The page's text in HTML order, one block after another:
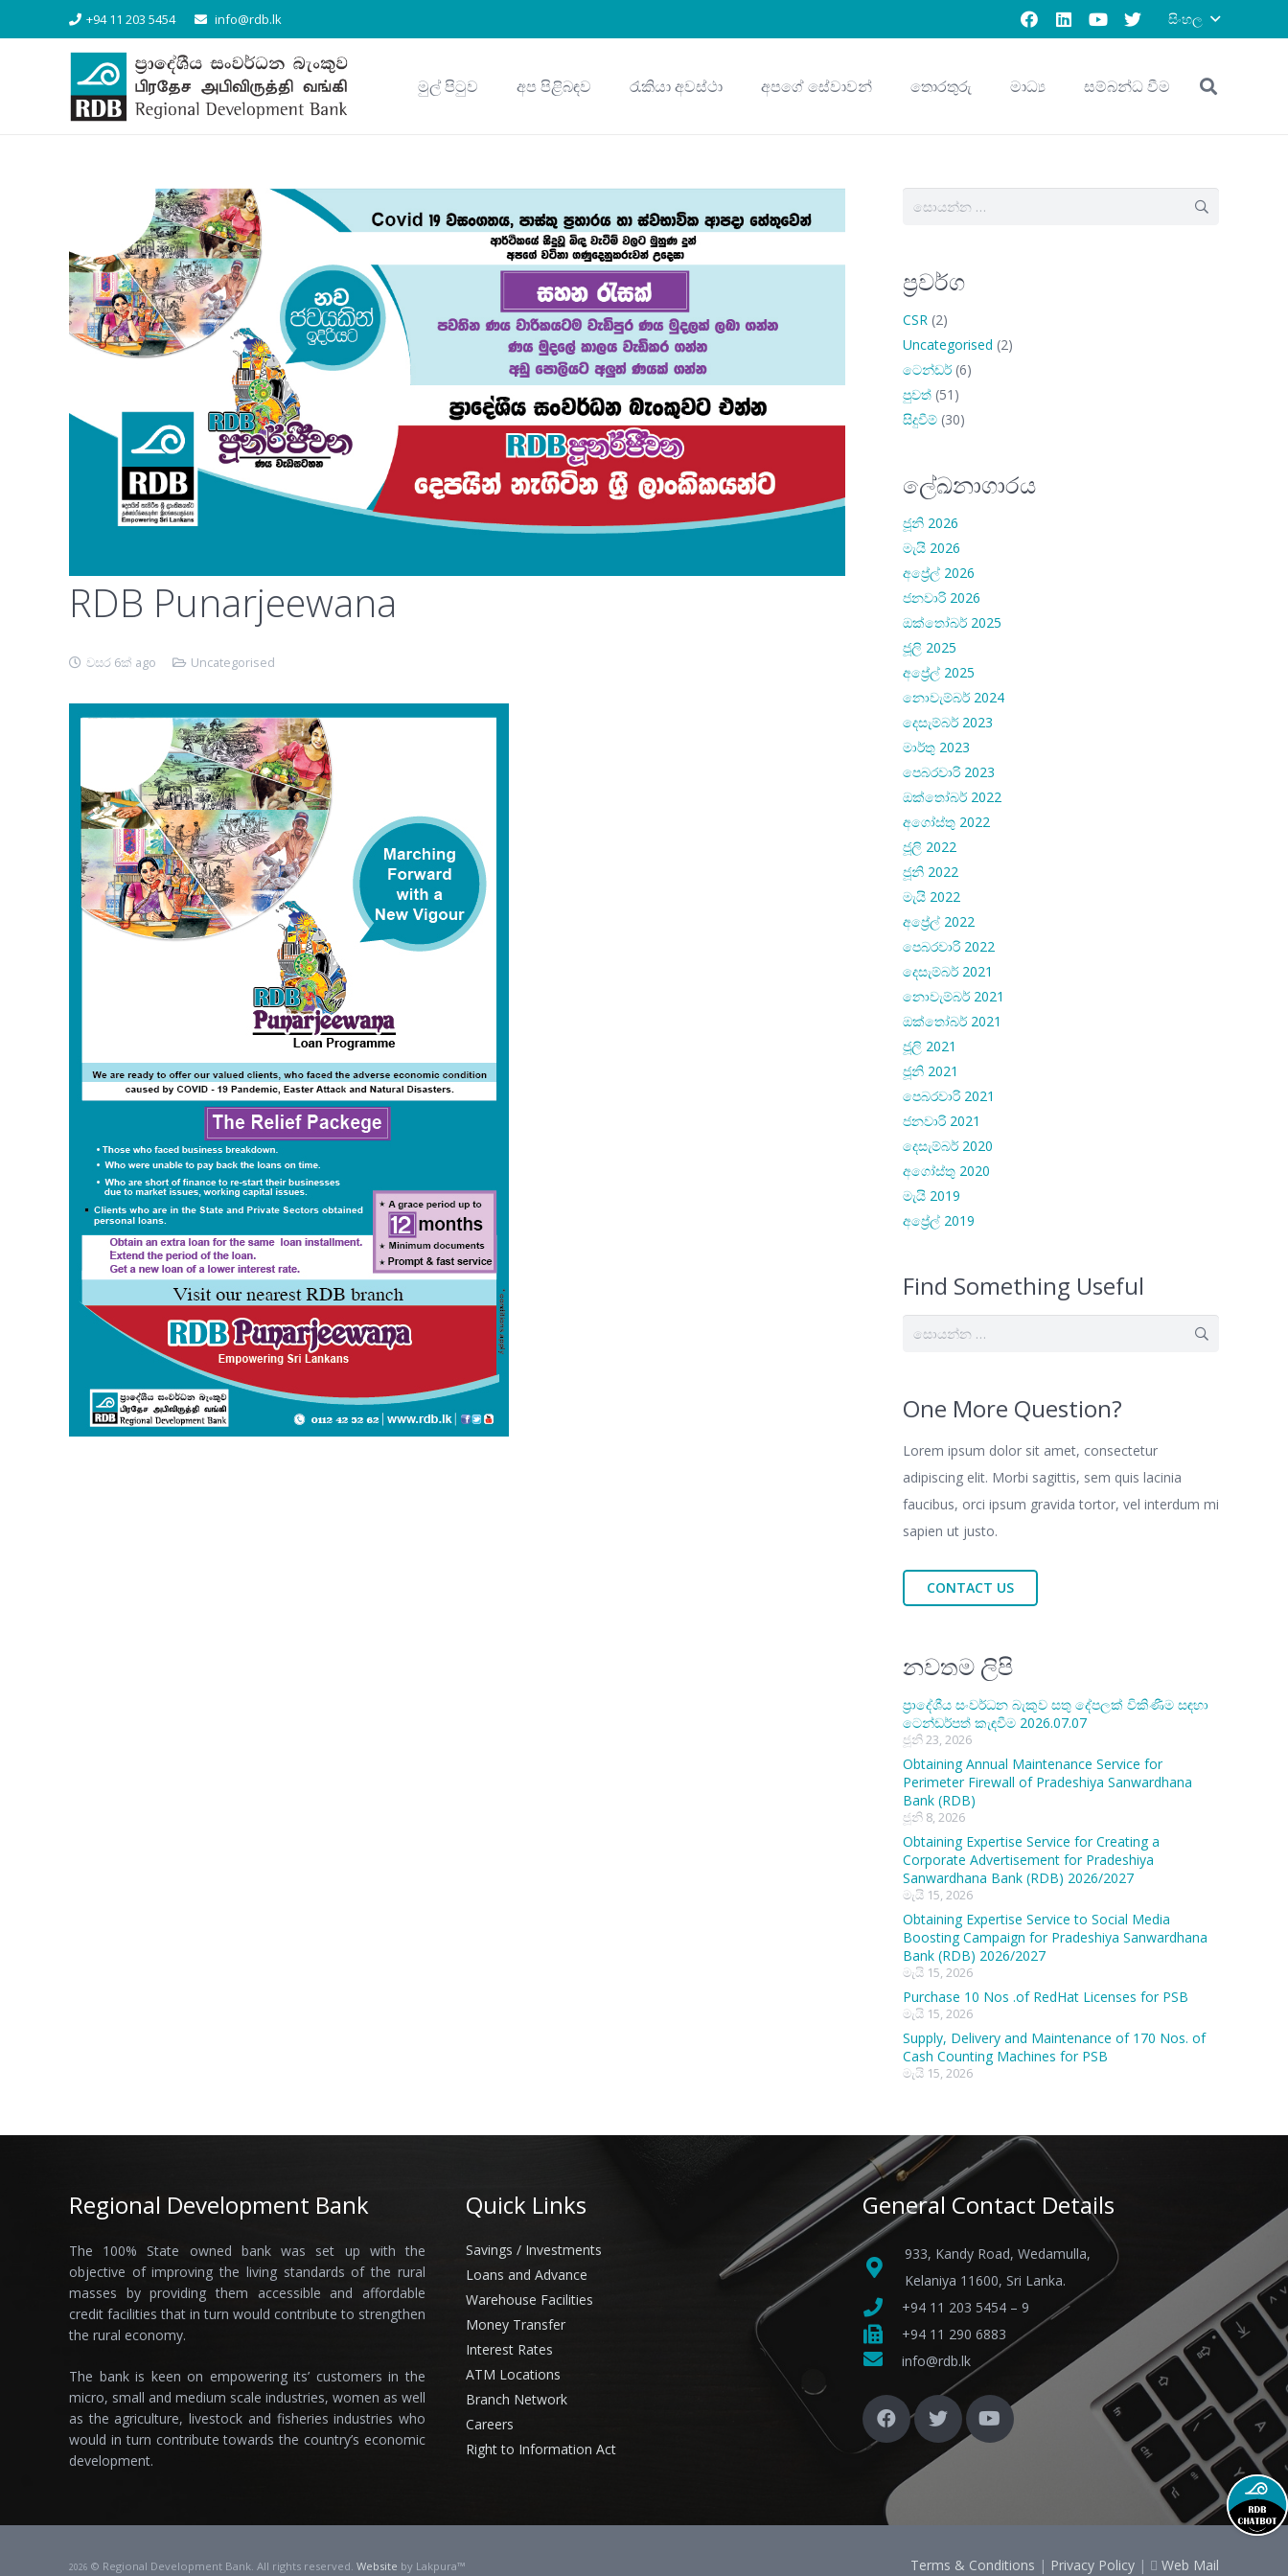
+94 11 203 5454 info@rdb.lk සිංහල
මුල් පිටුව අප පිළිබඳව රැකියා අවස්ථා අපගේ සේවාවන් තොරතුරු මාධ්‍ය සම්බන්ධ වීම
RDB Punarjeewana
වසර 6ක් ago Uncategorised
සොයන්න:
ප්‍රවර්ග
CSR(2)
Uncategorised (2)
ටෙන්ඩර්(6)
පුවත්(51)
සිදුවීම්(30)
ලේඛනාගාරය
ජූනි 2026
මැයි 2026
අප්‍රේල් 2026
ජනවාරි 2026
ඔක්තෝබර් 2025
ජූලි 2025
අප්‍රේල් 2025
නොවැම්බර් 2024
දෙසැම්බර් 2023
මාර්තු 2023
පෙබරවාරි 2023
ඔක්තෝබර් 2022
අගෝස්තු 2022
ජූලි 2022
ජූනි 2022
මැයි 2022
අප්‍රේල් 2022
පෙබරවාරි 2022
දෙසැම්බර් 2021
නොවැම්බර් 2021
ඔක්තෝබර් 2021
ජූලි 2021
ජූනි 2021
පෙබරවාරි 2021
ජනවාරි 2021
දෙසැම්බර් 2020
අගෝස්තු 2020
මැයි 2019
අප්‍රේල් 2019
Find Something Useful
සොයන්න:
One More Question?
Lorem ipsum dolor sit amet, consectetur
adipiscing elit. Morbi sagittis, sem quis lacinia
faucibus, orci ipsum gravida tortor, vel interdum mi
sapien ut justo.
CONTACT US
නවතම ලිපි
ප්‍රාදේශීය සංවර්ධන බැකුව සතු දේපලක් විකිණීම සඳහා
ටෙන්ඩර්පත් කැඳවීම 2026.07.07
ජූනි 23, 2026
Obtaining Annual Maintenance Service for
Perimeter Firewall of Pradeshiya Sanwardhana
Bank (RDB)
ජූනි 8, 2026
Obtaining Expertise Service for Creating a
Corporate Advertisement for Pradeshiya
Sanwardhana Bank (RDB) 2026/2027
මැයි 15, 2026
Obtaining Expertise Service to Social Media
Boosting Campaign for Pradeshiya Sanwardhana
Bank (RDB) 2026/2027
මැයි 15, 2026
Purchase 10 Nos .of RedHat Licenses for PSB
මැයි 15, 2026
Supply, Delivery and Maintenance of 170 Nos. of
Cash Counting Machines for PSB
මැයි 15, 2026
Regional Development Bank
The 100% State owned bank was set up with the
objective of improving the living standards of the rural
masses by providing them accessible and affordable
credit facilities that in turn would contribute to strengthen
the rural economy.
The bank is keen on empowering its’ customers in the
micro, small and medium scale industries, women as well
as the agriculture, livestock and fisheries industries who
would in turn contribute towards the country’s economic
development.
Quick Links
Savings / Investments
Loans and Advance
Warehouse Facilities
Money Transfer
Interest Rates
ATM Locations
Branch Network
Careers
Right to Information Act
General Contact Details
933, Kandy Road, Wedamulla,
Kelaniya 11600, Sri Lanka.
+94 11 203 5454 – 9
+94 11 290 6883
info@rdb.lk
2026 © Regional Development Bank. All rights reserved. Website by Lakpura™ Terms & Conditions | Privacy Policy | Web Mail